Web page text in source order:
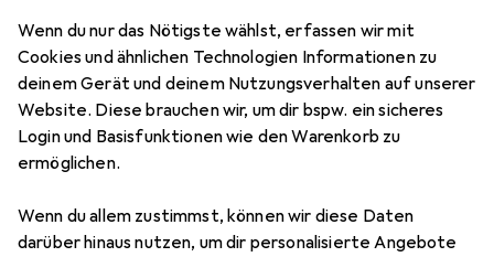
Wenn du nur das Nötigste wählst, erfassen wir mit
Cookies und ähnlichen Technologien Informationen zu
deinem Gerät und deinem Nutzungsverhalten auf unserer
Website. Diese brauchen wir, um dir bspw. ein sicheres
Login und Basisfunktionen wie den Warenkorb zu
ermöglichen.
Wenn du allem zustimmst, können wir diese Daten
darüber hinaus nutzen, um dir personalisierte Angebote
6 Bilder
Zebra 05095BK110D
Preis in EUR inkl. MwSt.
EUR
266,82